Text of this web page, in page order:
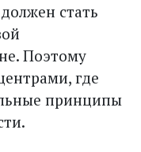
стать
Поэтому
где
принципы